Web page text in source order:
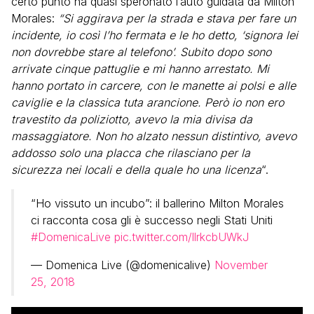
Morales: “Si aggirava per la strada e stava per fare un
incidente, io così l’ho fermata e le ho detto, ‘signora lei
non dovrebbe stare al telefono’. Subito dopo sono
arrivate cinque pattuglie e mi hanno arrestato. Mi
hanno portato in carcere, con le manette ai polsi e alle
caviglie e la classica tuta arancione. Però io non ero
travestito da poliziotto, avevo la mia divisa da
massaggiatore. Non ho alzato nessun distintivo, avevo
addosso solo una placca che rilasciano per la
sicurezza nei locali e della quale ho una licenza“.
“Ho vissuto un incubo”: il ballerino Milton Morales
ci racconta cosa gli è successo negli Stati Uniti
#DomenicaLive pic.twitter.com/llrkcbUWkJ
— Domenica Live (@domenicalive) November
25, 2018